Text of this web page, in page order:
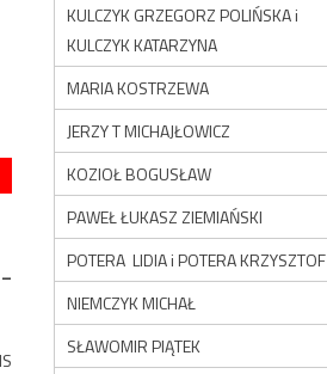
KULCZYK GRZEGORZ POLIŃSKA i
KULCZYK KATARZYNA
MARIA KOSTRZEWA
JERZY T MICHAJŁOWICZ
KOZIOŁ BOGUSŁAW
PAWEŁ ŁUKASZ ZIEMIAŃSKI
POTERA LIDIA i POTERA KRZYSZTOF
NIEMCZYK MICHAŁ
SŁAWOMIR PIĄTEK